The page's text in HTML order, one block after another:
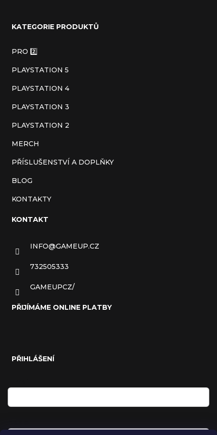
KATEGORIE PRODUKTŮ
PRO 2️⃣
PLAYSTATION 5
PLAYSTATION 4
PLAYSTATION 3
PLAYSTATION 2
MERCH
PŘÍSLUŠENSTVÍ A DOPLŇKY
BLOG
KONTAKTY
KONTAKT
INFO@GAMEUP.CZ
732505333
GAMEUPCZ/
PŘIJÍMÁME ONLINE PLATBY
PŘIHLÁŠENÍ